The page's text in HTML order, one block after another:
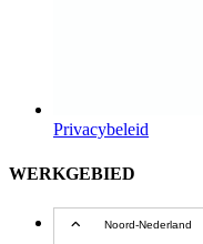
Privacybeleid
WERKGEBIED
Noord-Nederland